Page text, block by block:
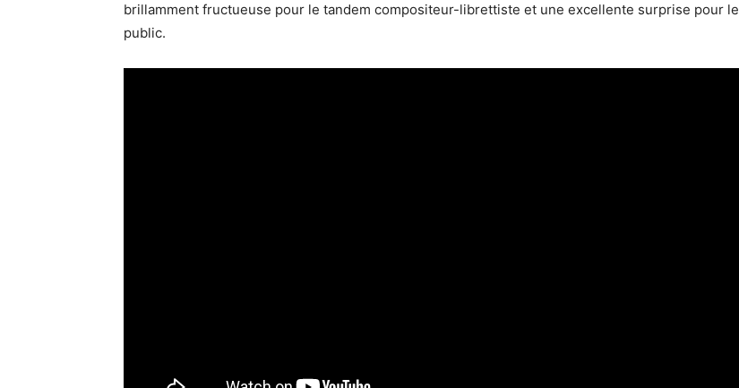
brillamment fructueuse pour le tandem compositeur-librettiste et une excellente surprise pour le
public.